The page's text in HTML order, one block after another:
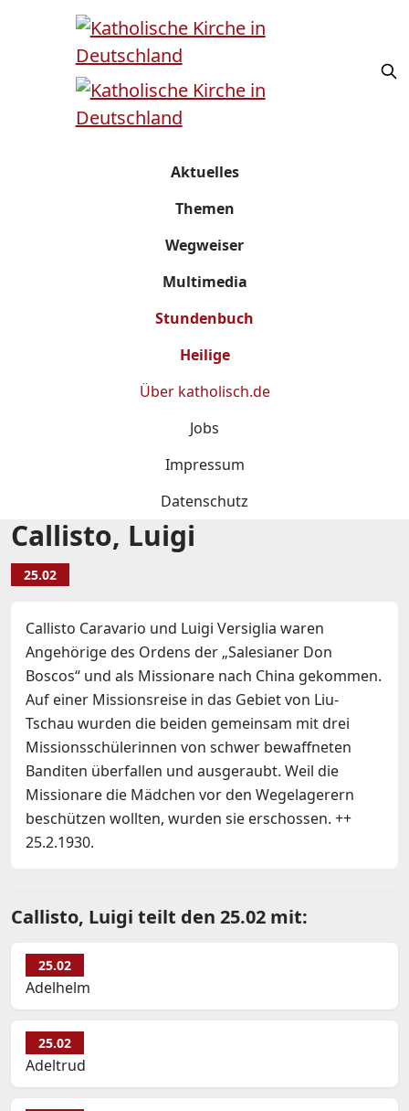
Aktuelles
Themen
Wegweiser
Multimedia
Stundenbuch
Heilige
Über katholisch.de
Jobs
Impressum
Datenschutz
Callisto, Luigi
25.02
Callisto Caravario und Luigi Versiglia waren
Angehörige des Ordens der „Salesianer Don
Boscos“ und als Missionare nach China gekommen.
Auf einer Missionsreise in das Gebiet von Liu-
Tschau wurden die beiden gemeinsam mit drei
Missionsschülerinnen von schwer bewaffneten
Banditen überfallen und ausgeraubt. Weil die
Missionare die Mädchen vor den Wegelagerern
beschützen wollten, wurden sie erschossen. ++
25.2.1930.
Callisto, Luigi teilt den 25.02 mit:
25.02
Adelhelm
25.02
Adeltrud